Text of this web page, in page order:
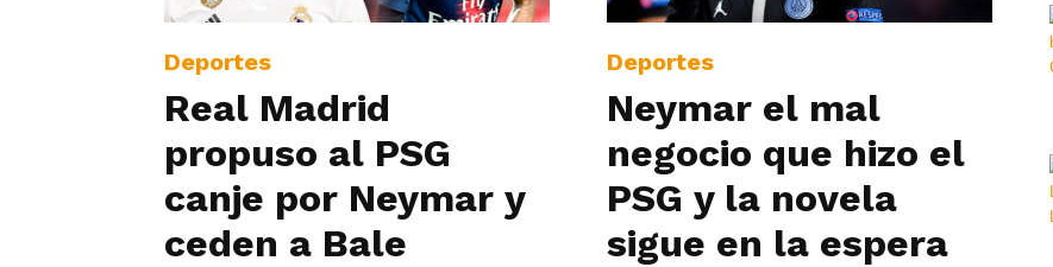
Deportes
Real Madrid
propuso al PSG
canje por Neymar y
ceden a Bale
Deportes
Neymar el mal
negocio que hizo el
PSG y la novela
sigue en la espera